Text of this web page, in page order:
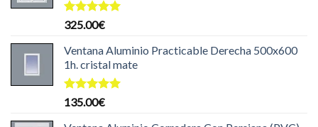
Valorado
de 5
325.00€
Ventana Aluminio Practicable Derecha 500x600
1h. cristal mate
Valorado
de 5
135.00€